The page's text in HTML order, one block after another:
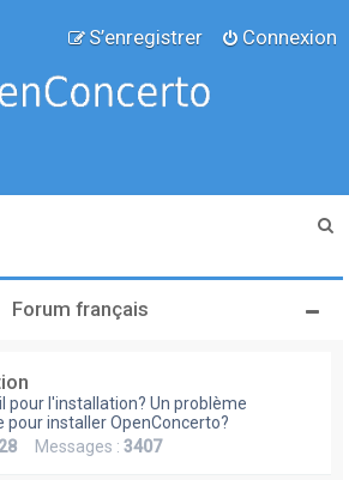
Connexion
S’enregistrer
Forum français
pour l'installation? Un problème
pour installer OpenConcerto?
Messages : 3407